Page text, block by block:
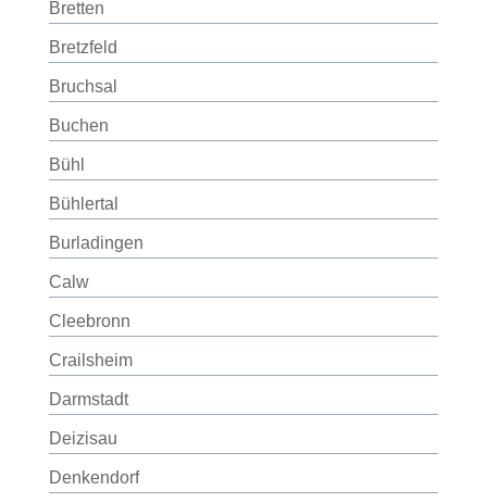
Bretten
Bretzfeld
Bruchsal
Buchen
Bühl
Bühlertal
Burladingen
Calw
Cleebronn
Crailsheim
Darmstadt
Deizisau
Denkendorf